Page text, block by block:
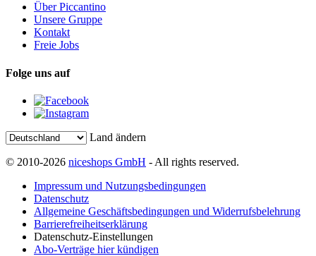
Über Piccantino
Unsere Gruppe
Kontakt
Freie Jobs
Folge uns auf
Land ändern
© 2010-2026 niceshops GmbH - All rights reserved.
Impressum und Nutzungsbedingungen
Datenschutz
Allgemeine Geschäftsbedingungen und Widerrufsbelehrung
Barrierefreiheitserklärung
Datenschutz-Einstellungen
Abo-Verträge hier kündigen